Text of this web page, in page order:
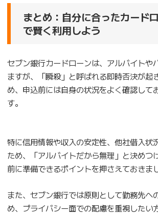
まとめ：自分に合ったカード
で賢く利用しよう
セブン銀行カードローンは、アルバイトや
ますが、「瞬殺」と呼ばれる即時否決が起
め、申込前には自身の状況をよく確認して
す。
特に信用情報や収入の安定性、他社借入状
ため、「アルバイトだから無理」と決めつ
前に準備できるポイントを押さえておきま
また、セブン銀行では原則として勤務先へ
め、プライバシー面での配慮を重視したい